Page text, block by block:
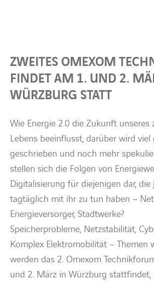
ZWEITES OMEXOM
FINDET AM 1. UND 2.
WÜRZBURG STATT
Wie Energie 2.0 die Zukunft unseres
Lebens beeinflusst, darüber wird viel
geschrieben und noch mehr
stellen sich die Folgen von
Digitalisierung für diejenigen dar,
tagtäglich mit ihr zu tun haben –
Energieversorger, Stadtwerke?
Speicherprobleme, Netzstabilität,
Komplex Elektromobilität – Themen
werden das 2. Omexom
und 2. März in Würzburg stattfindet,